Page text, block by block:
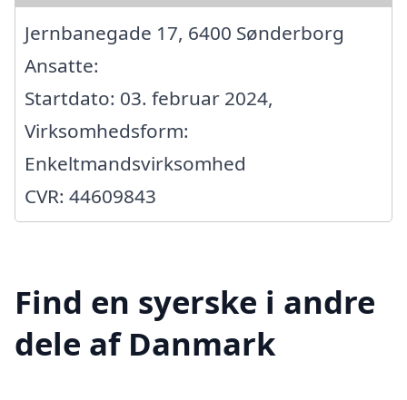
Jernbanegade 17, 6400 Sønderborg
Ansatte:
Startdato: 03. februar 2024,
Virksomhedsform:
Enkeltmandsvirksomhed
CVR: 44609843
Find en syerske i andre
dele af Danmark